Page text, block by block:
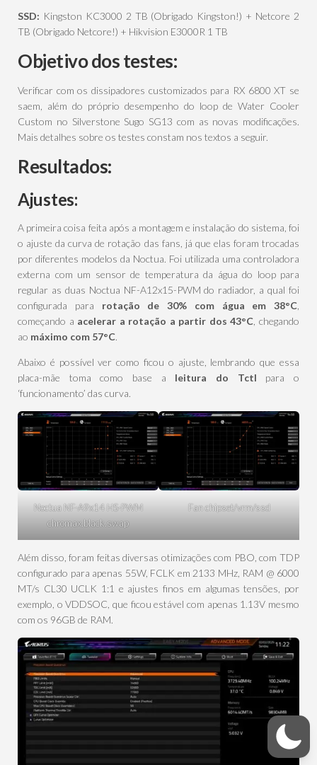
SSD: Kingston KC3000 2 TB (Obrigado Kingston!) + Netcore 2
TB (Obrigado Netcore!) + Hikvision E3000R 1 TB
Objetivo dos testes:
Verificar com os dissipadores customizados para RX 6800 XT se
saem, além do próprio desempenho do loop de Water Cooler
Custom no Silverstone Sugo SG13 com as novas modificações.
Mais detalhes sobre os testes constam nos textos a seguir.
Resultados:
Ajustes:
A primeira coisa feita após a montagem e instalação do sistema, foi
o ajuste da curva de rotação das fans, já que elas foram trocadas
por diferentes modelos da Noctua. Foi utilizada uma controladora
externa com um sensor de temperatura da água do loop para
regular as duas Noctua NF-A12x15-PWM do radiador, a qual foi
configurada para rotação de 30% com água em 38°C
começando a acelerar a rotação a partir dos 43°C , chegando
ao máximo com 57°C.
Abaixo é possível ver como ficou o ajuste, lembrando que essa
placa-mãe toma como base a leitura do Tctl para o
‘funcionamento’ das curva.
Noctua NF-A9x14 HS-PWM
chromax.black.swap
Fan chipset/vrm/ssd
Além disso, foram feitas diversas otimizações com PBO, com TDP
configurado para apenas 55W, FCLK em 2133 MHz, RAM @ 6000
MT/s CL30 UCLK 1:1 e ajustes finos em algumas tensões, por
exemplo, o VDDSOC, que ficou estável com apenas 1.13V mesmo
com os 96GB de RAM.